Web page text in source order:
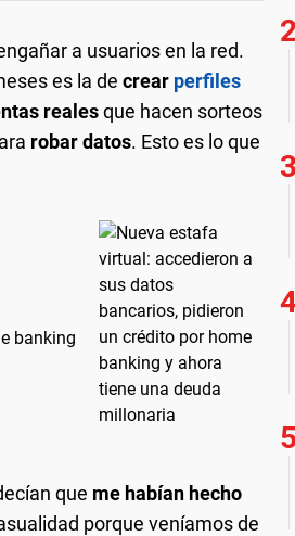
a usuarios en la red.
es la de crear perfiles
realesque hacen sorteos
robar datos. Esto es lo que
banking
que me habían hecho
porque veníamos de